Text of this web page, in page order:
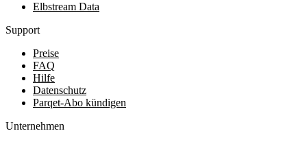
Elbstream Data
Support
Preise
FAQ
Hilfe
Datenschutz
Parqet-Abo kündigen
Unternehmen